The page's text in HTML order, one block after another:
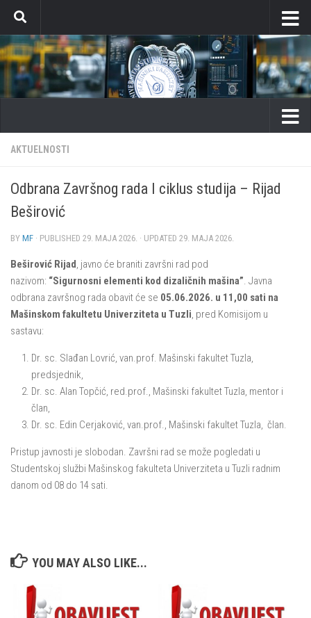
Skip to content
AKTUELNOSTI
Odbrana Završnog rada I ciklus studija – Rijad
Beširović
BY MF · PUBLISHED 29. MAJA 2026. · UPDATED 29. MAJA 2026.
Beširović Rijad, javno će braniti završni rad pod
nazivom: “Sigurnosni elementi kod dizaličnih mašina”. Javna
odbrana završnog rada obavit će se 05.06.2026. u 11,00 sati na
Mašinskom fakultetu Univerziteta u Tuzli, pred Komisijom u
sastavu:
Dr. sc. Slađan Lovrić, van.prof. Mašinski fakultet Tuzla,
predsjednik,
Dr. sc. Alan Topčić, red.prof., Mašinski fakultet Tuzla, mentor i
član,
Dr. sc. Edin Cerjaković, van.prof., Mašinski fakultet Tuzla, član.
Pristup javnosti je slobodan. Završni rad se može pogledati u
Studentskoj službi Mašinskog fakulteta Univerziteta u Tuzli radnim
danom od 08 do 14 sati.
YOU MAY ALSO LIKE...